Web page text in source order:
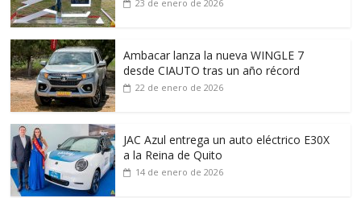
23 de enero de 2026
Ambacar lanza la nueva WINGLE 7
desde CIAUTO tras un año récord
22 de enero de 2026
JAC Azul entrega un auto eléctrico E30X
a la Reina de Quito
14 de enero de 2026